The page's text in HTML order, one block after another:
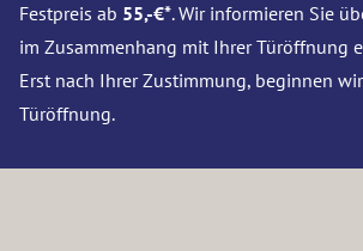
Festpreis ab 55,-€*. Wir informieren Sie
im Zusammenhang mit Ihrer Türöffnung
Erst nach Ihrer Zustimmung, beginnen
Türöffnung.